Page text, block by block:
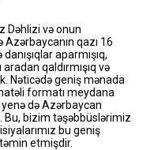
Dəhlizi və onun
qazı 16
aparmışıq,
aradan qaldırmışıq və
Nəticədə geniş mənada
formatı meydana
yenə də Azərbaycan
Bu, bizim təşəbbüslərimiz
bu geniş
etmişdir.